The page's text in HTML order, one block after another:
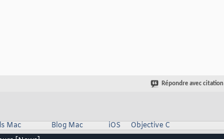
Répondre avec citation
Mac Blog Mac iOS
Objective C